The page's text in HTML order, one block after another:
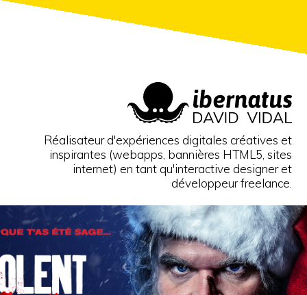
Réalisateur d'expériences digitales créatives et
inspirantes (webapps, bannières HTML5, sites
internet) en tant qu'interactive designer et
développeur freelance.